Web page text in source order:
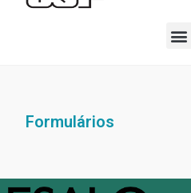
Formulários